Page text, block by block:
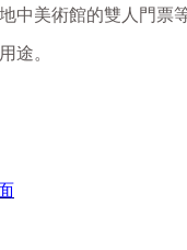
中美術館的雙人門票等
途。